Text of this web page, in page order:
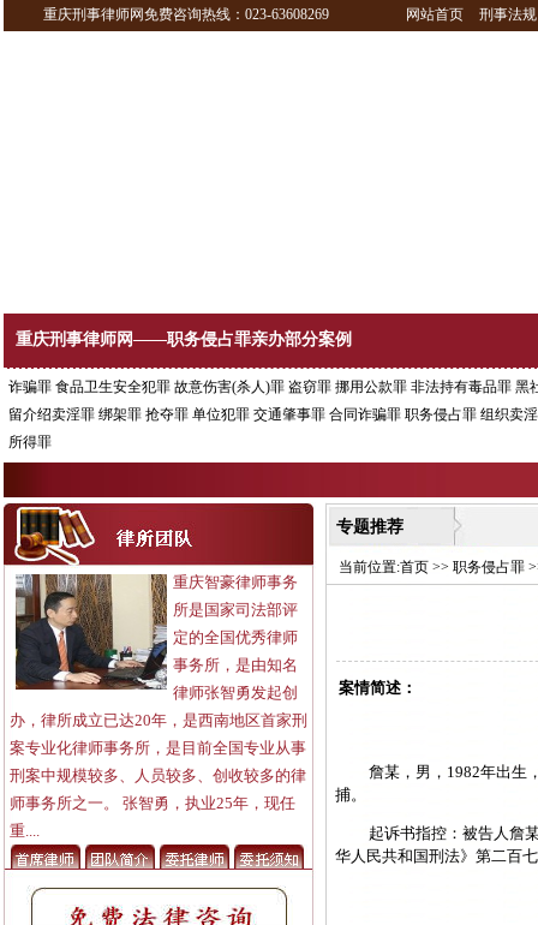
重庆刑事律师网免费咨询热线：023-63608269 网站首页 刑事法规
重庆刑事律师网——职务侵占罪亲办部分案例
诈骗罪 食品卫生安全犯罪 故意伤害(杀人)罪 盗窃罪 挪用公款罪 非法持有毒品罪 黑
留介绍卖淫罪 绑架罪 抢夺罪 单位犯罪 交通肇事罪 合同诈骗罪 职务侵占罪 组织卖
所得罪
重庆智豪律师事务
所是国家司法部评
定的全国优秀律师
事务所，是由知名
律师张智勇发起创
办，律所成立已达20年，是西南地区首家刑
案专业化律师事务所，是目前全国专业从事
刑案中规模较多、人员较多、创收较多的律
师事务所之一。 张智勇，执业25年，现任
重....
专题推荐
当前位置:首页 >> 职务侵占罪
案情简述：
詹某，男， 1982年出生
捕。
起诉书指控：被告人詹
华人民共和国刑法》第二百